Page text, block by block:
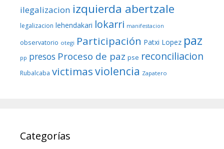
ilegalizacion izquierda abertzale
legalizacion lehendakari lokarri manifestacion
observatorio otegi Participación Patxi Lopez paz
pp presos Proceso de paz pse reconciliacion
Rubalcaba victimasviolencia Zapatero
Categorías